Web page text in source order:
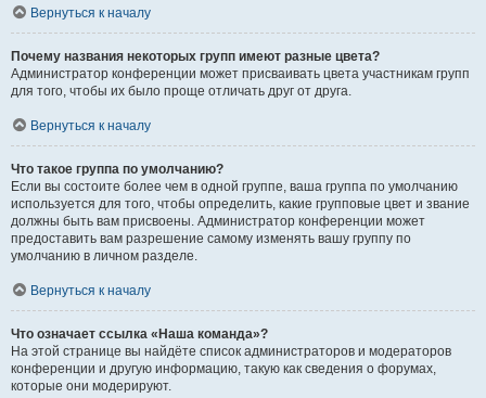
Вернуться к началу
Почему названия некоторых групп имеют разные цвета?
Администратор конференции может присваивать цвета участникам групп
для того, чтобы их было проще отличать друг от друга.
Вернуться к началу
Что такое группа по умолчанию?
Если вы состоите более чем в одной группе, ваша группа по умолчанию
используется для того, чтобы определить, какие групповые цвет и звание
должны быть вам присвоены. Администратор конференции может
предоставить вам разрешение самому изменять вашу группу по
умолчанию в личном разделе.
Вернуться к началу
Что означает ссылка «Наша команда»?
На этой странице вы найдёте список администраторов и модераторов
конференции и другую информацию, такую как сведения о форумах,
которые они модерируют.